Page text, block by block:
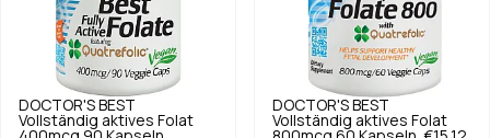
DOCTOR'S BEST
Vollständig aktives Folat
DOCTOR'S BEST
Vollständig aktives Folat